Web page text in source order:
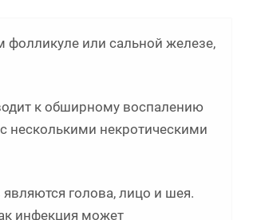
фолликуле или сальной железе,
к обширному воспалению
несколькими некротическими
голова, лицо и шея.
инфекция может